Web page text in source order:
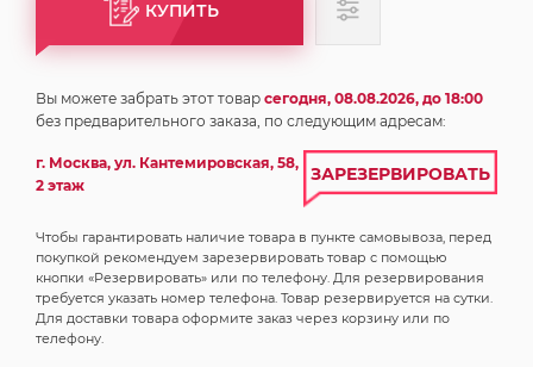
КУПИТЬ
Вы можете забрать этот товар сегодня, 08.08.2026, до 18:00
без предварительного заказа, по следующим адресам:
г. Москва, ул. Кантемировская, 58,
2 этаж
ЗАРЕЗЕРВИРОВАТЬ
Чтобы гарантировать наличие товара в пункте самовывоза, перед
покупкой рекомендуем зарезервировать товар с помощью
кнопки «Резервировать» или по телефону. Для резервирования
требуется указать номер телефона. Товар резервируется на сутки.
Для доставки товара оформите заказ через корзину или по
телефону.